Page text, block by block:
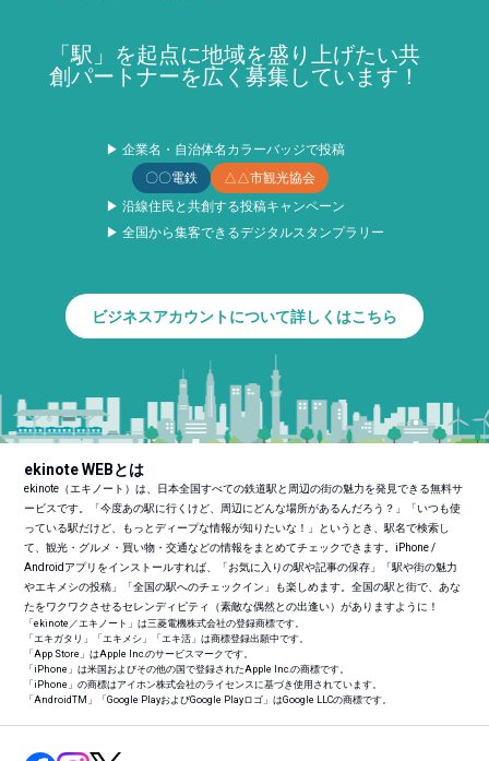
「駅」を起点に地域を盛り上げたい共
創パートナーを広く募集しています！
▶ 企業名・自治体名カラーバッジで投稿
〇〇電鉄
△△市観光協会
▶ 沿線住民と共創する投稿キャンペーン
▶ 全国から集客できるデジタルスタンプラリー
ビジネスアカウントについて詳しくはこちら
ekinote WEBとは
ekinote（エキノート）は、日本全国すべての鉄道駅と周辺の街の魅力を発見できる無料サ
ービスです。「今度あの駅に行くけど、周辺にどんな場所があるんだろう？」「いつも使
っている駅だけど、もっとディープな情報が知りたいな！」というとき、駅名で検索し
て、観光・グルメ・買い物・交通などの情報をまとめてチェックできます。iPhone /
Androidアプリをインストールすれば、「お気に入りの駅や記事の保存」「駅や街の魅力
やエキメシの投稿」「全国の駅へのチェックイン」も楽しめます。全国の駅と街で、あな
たをワクワクさせるセレンディピティ（素敵な偶然との出逢い）がありますように！
「ekinote／エキノート」は三菱電機株式会社の登録商標です。
「エキガタリ」「エキメシ」「エキ活」は商標登録出願中です。
「App Store」はApple Inc.のサービスマークです。
「iPhone」は米国およびその他の国で登録されたApple Inc.の商標です。
「iPhone」の商標はアイホン株式会社のライセンスに基づき使用されています。
「AndroidTM 」「Google PlayおよびGoogle Playロゴ」はGoogle LLCの商標です。